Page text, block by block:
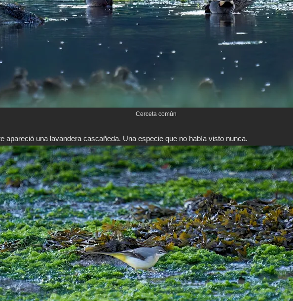
Cerceta común
apareció una lavandera cascañeda. Una especie que no había visto nunca.